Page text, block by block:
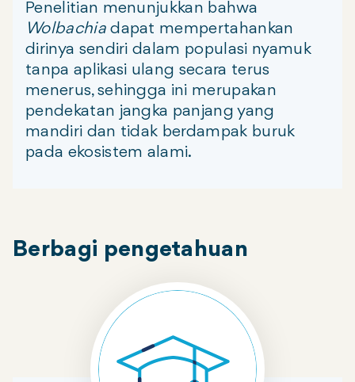
Penelitian menunjukkan bahwa
Wolbachiadapat mempertahankan
dirinya sendiri dalam populasi nyamuk
tanpa aplikasi ulang secara terus
menerus, sehingga ini merupakan
pendekatan jangka panjang yang
mandiri dan tidak berdampak buruk
pada ekosistem alami.
Berbagi pengetahuan